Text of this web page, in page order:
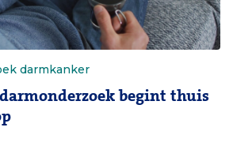
darmkanker
begint thuis